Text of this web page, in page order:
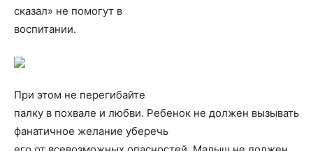
сказал» не помогут в
воспитании.
При этом не перегибайте
палку в похвале и любви. Ребенок не должен вызывать
фанатичное желание уберечь